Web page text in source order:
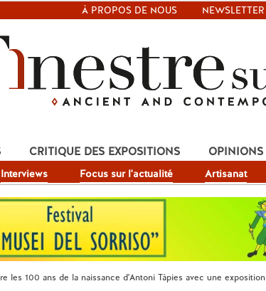
À PROPOS DE NOUS NEWSLETTER
Interviews Focus sur l'actualité Artisanat
CRITIQUE DES EXPOSITIONS OPINIONS
les 100 ans de la naissance d'Antoni Tàpies avec une exposition